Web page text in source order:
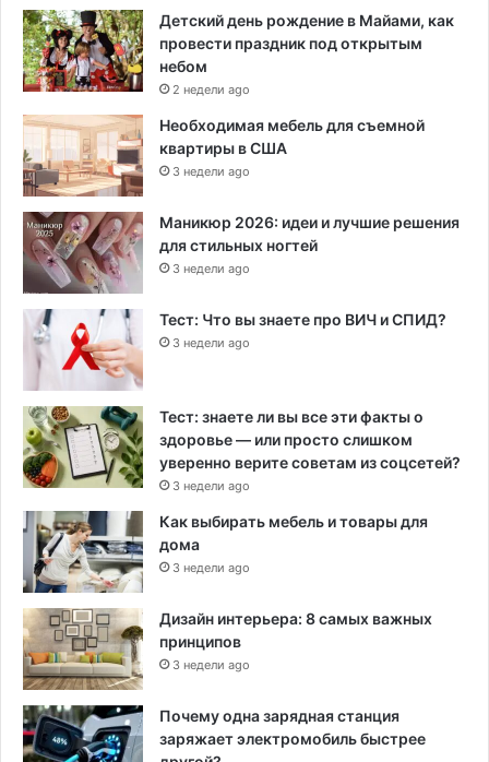
Детский день рождение в Майами, как
провести праздник под открытым
небом
2 недели ago
Необходимая мебель для съемной
квартиры в США
3 недели ago
Маникюр 2026: идеи и лучшие решения
для стильных ногтей
3 недели ago
Тест: Что вы знаете про ВИЧ и СПИД?
3 недели ago
Тест: знаете ли вы все эти факты о
здоровье — или просто слишком
уверенно верите советам из соцсетей?
3 недели ago
Как выбирать мебель и товары для
дома
3 недели ago
Дизайн интерьера: 8 самых важных
принципов
3 недели ago
Почему одна зарядная станция
заряжает электромобиль быстрее